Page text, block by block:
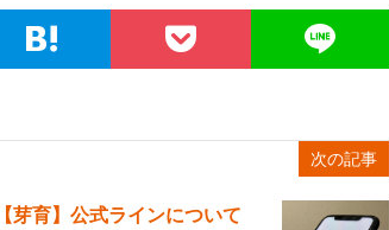
次の記事
【芽育】公式ラインについて